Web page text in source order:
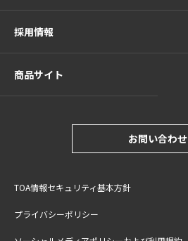
採用情報
商品サイト
お問い合わせ
TOA情報セキュリティ基本方針
プライバシーポリシー